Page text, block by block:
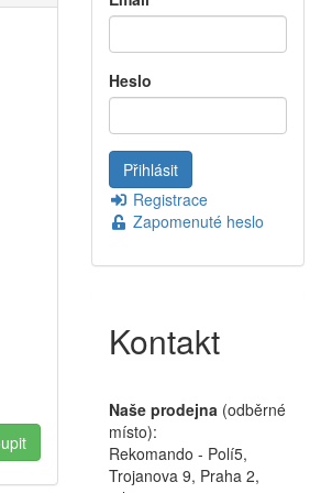
Heslo
Registrace
Zapomenuté heslo
Kontakt
Naše prodejna (odběrné
místo):
Rekomando - Polí5,
Trojanova 9, Praha 2,